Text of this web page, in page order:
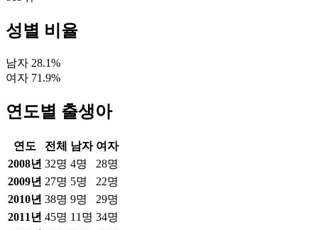
성별 비율
남자 28.1%
여자 71.9%
연도별 출생아
연도 전체 남자 여자
2008년 32명 4명 28명
2009년 27명 5명 22명
2010년 38명 9명 29명
2011 년 45명 11 명 34명